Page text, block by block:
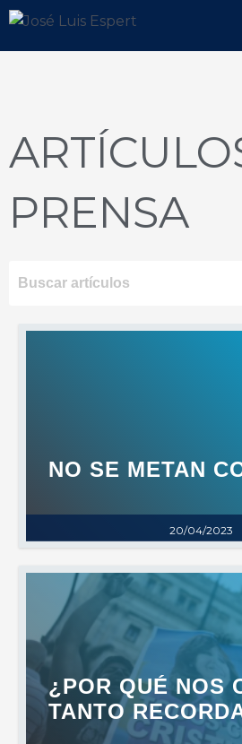
Ir
contenido
PRENSA
20/04/2023
NO SE METAN
¿POR QUÉ NOS
TANTO